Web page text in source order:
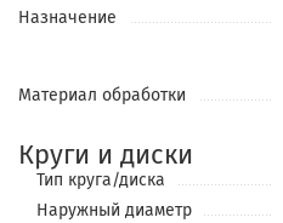
Назначение
Материал обработки
Круги и диски
Тип круга/диска
Наружный диаметр